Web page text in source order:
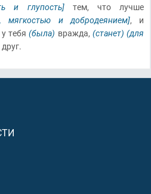
и глупость]тем, что лучше
мягкостью и добродеянием], и
у тебя(была) вражда, (станет) (для